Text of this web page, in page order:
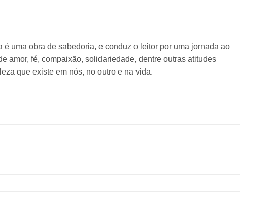
uma obra de sabedoria, e conduz o leitor por uma jornada ao
amor, fé, compaixão, solidariedade, dentre outras atitudes
que existe em nós, no outro e na vida.